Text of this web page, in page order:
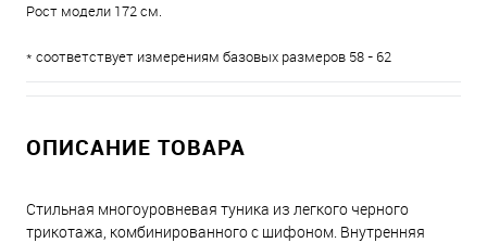
Рост модели 172 см.
* соответствует измерениям базовых размеров 58 - 62
ОПИСАНИЕ ТОВАРА
Стильная многоуровневая туника из легкого черного
трикотажа, комбинированного с шифоном. Внутренняя